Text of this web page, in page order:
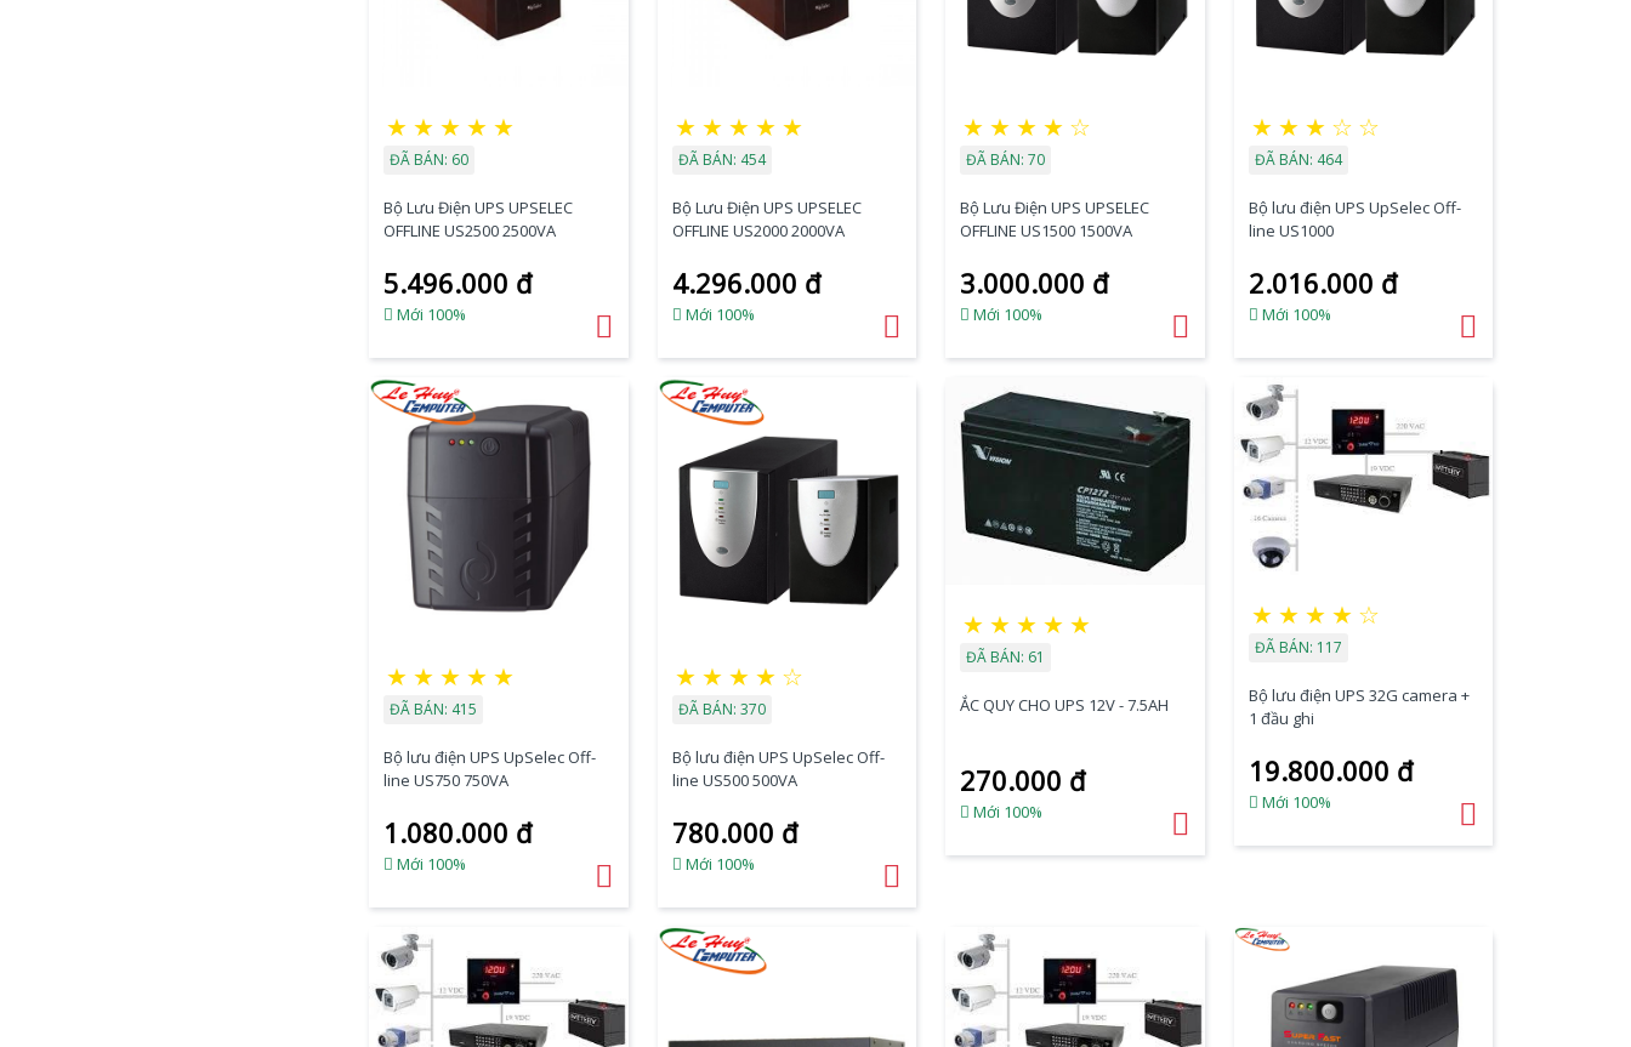
★ ★ ★ ★ ★
ĐÃ BÁN: 60
Bộ Lưu Điện UPS UPSELEC
OFFLINE US2500 2500VA
5.496.000 đ
Mới 100%
★ ★ ★ ★ ★
ĐÃ BÁN: 454
Bộ Lưu Điện UPS UPSELEC
OFFLINE US2000 2000VA
4.296.000 đ
Mới 100%
★ ★ ★ ★ ☆
ĐÃ BÁN: 70
Bộ Lưu Điện UPS UPSELEC
OFFLINE US1500 1500VA
3.000.000 đ
Mới 100%
★ ★ ★ ☆ ☆
ĐÃ BÁN: 464
Bộ lưu điện UPS UpSelec Off-
line US1000
2.016.000 đ
Mới 100%
★ ★ ★ ★ ★
ĐÃ BÁN: 415
Bộ lưu điện UPS UpSelec Off-
line US750 750VA
1.080.000 đ
Mới 100%
★ ★ ★ ★ ☆
ĐÃ BÁN: 370
Bộ lưu điện UPS UpSelec Off-
line US500 500VA
780.000 đ
Mới 100%
★ ★ ★ ★ ★
ĐÃ BÁN: 61
ẮC QUY CHO UPS 12V - 7.5AH
270.000 đ
Mới 100%
★ ★ ★ ★ ☆
ĐÃ BÁN: 117
Bộ lưu điện UPS 32G camera +
1 đầu ghi
19.800.000 đ
Mới 100%